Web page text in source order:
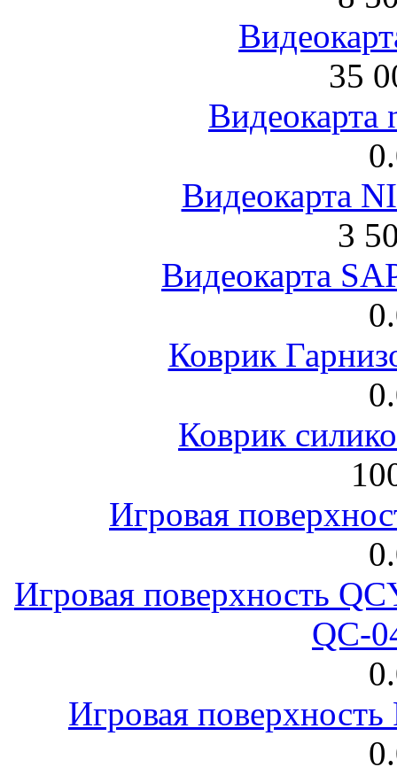
35
Видеокарта
Видеокарта
3
Видеокарта
Коврик
Коврик
Игровая
Игровая поверхность
QC-
Игровая